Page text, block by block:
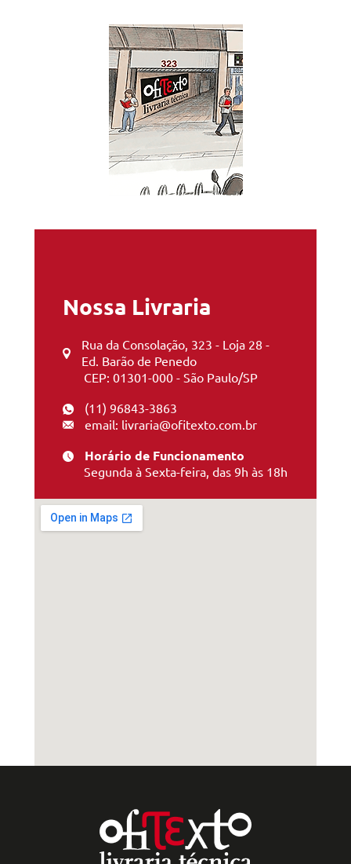
Nossa Livraria
Rua da Consolação, 323 - Loja 28 -
Ed. Barão de Penedo
CEP: 01301-000 - São Paulo/SP
(11) 96843-3863
email: livraria@ofitexto.com.br
Horário de Funcionamento
Segunda à Sexta-feira, das 9h às 18h